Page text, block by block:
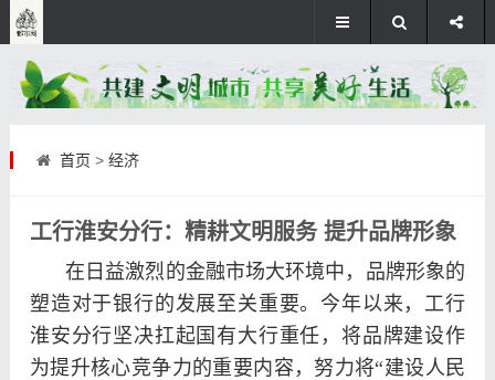
首页 > 经济
工行淮安分行：精耕文明服务 提升品牌形象
在日益激烈的金融市场大环境中，品牌形象的
塑造对于银行的发展至关重要。今年以来，工行
淮安分行坚决扛起国有大行重任，将品牌建设作
为提升核心竞争力的重要内容，努力将“建设人民